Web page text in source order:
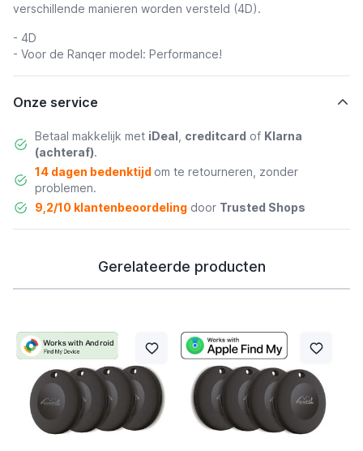
verschillende manieren worden versteld (4D).
- 4D
- Voor de Ranqer model: Performance!
Onze service
Betaal makkelijk met iDeal creditcard of Klarna
(achteraf).
14 dagen bedenktijd om te retourneren, zonder
problemen.
9,2/10 klantenbeoordelingdoor Trusted Shops
Gerelateerde producten